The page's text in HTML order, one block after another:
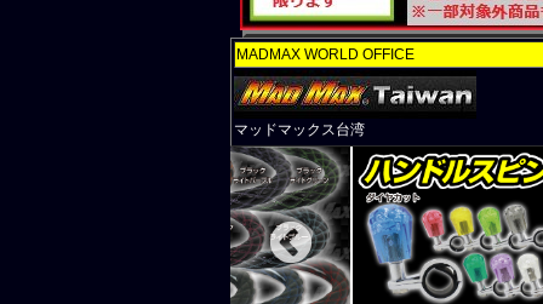
ー付き グリ
新商品入荷
ー付き パー
新商品入荷
ー付き スモ
新商品入荷
プター付き
MADMAX WORLD OFFICE
マッドマックス台湾